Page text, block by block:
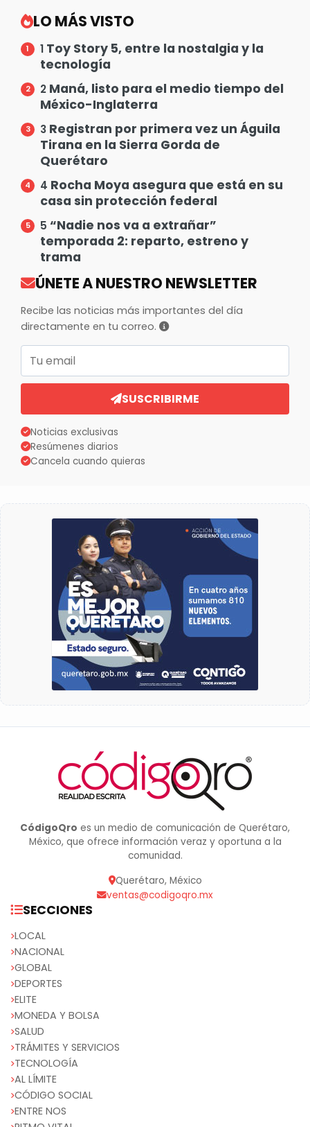
LO MÁS VISTO
1 Toy Story 5, entre la nostalgia y la
tecnología
2 Maná, listo para el medio tiempo del
México-Inglaterra
3 Registran por primera vez un Águila
Tirana en la Sierra Gorda de
Querétaro
4 Rocha Moya asegura que está en su
casa sin protección federal
5 “Nadie nos va a extrañar”
temporada 2: reparto, estreno y
trama
ÚNETE A NUESTRO NEWSLETTER
Recibe las noticias más importantes del día
directamente en tu correo.
Correo electrónico
SUSCRIBIRME
Noticias exclusivas
Resúmenes diarios
Cancela cuando quieras
CódigoQro es un medio de comunicación de Querétaro,
México, que ofrece información veraz y oportuna a la
comunidad.
Querétaro, México
ventas@codigoqro.mx
SECCIONES
LOCAL
NACIONAL
GLOBAL
DEPORTES
ELITE
MONEDA Y BOLSA
SALUD
TRÁMITES Y SERVICIOS
TECNOLOGÍA
AL LÍMITE
CÓDIGO SOCIAL
ENTRE NOS